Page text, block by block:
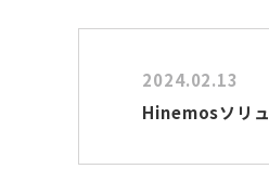
2024.02.13
Hinemosソリ